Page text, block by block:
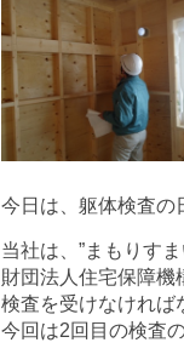
今日は、躯体検査の
当社は、”まもりす
財団法人住宅保障機
検査を受けなければ
今回は2回目の検査